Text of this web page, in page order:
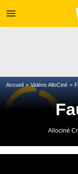
menu
Accueil Vidéos AlloCiné
Allociné